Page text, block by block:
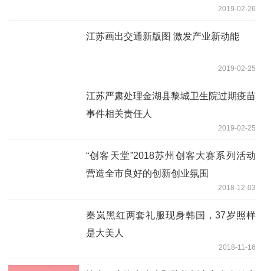
2019-02-26
江苏画出交通新版图 激发产业新动能
2019-02-25
江苏严肃处理金湖县黎城卫生院过期疫苗
事件相关责任人
2019-02-25
“创客天堂”2018苏州创客大赛系列活动
营造全市良好的创新创业氛围
2018-12-03
秦岚黑红两套礼服现身韩国，37岁照样
是大美人
2018-11-16